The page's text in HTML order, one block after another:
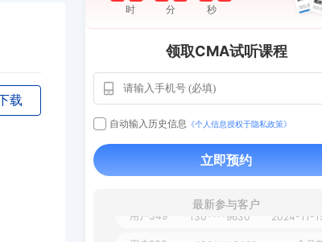
载
时 分 秒
领取CMA试听课程
自动输入历史信息 《个人信息授权于隐私政策》
立即预约
最新参与客户
用户163 112****290
130****8017
用户651 127****21 2024-11-
130****9630